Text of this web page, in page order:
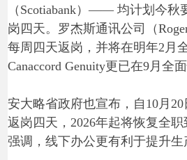
（Scotiabank）—— 均计划今秋
岗四天。罗杰斯通讯公司（
每周四天返岗，并将在明年2月
Canaccord Genuity更已在9月全
安大略省政府也宣布，自10月
返岗四天，2026年起将恢复全
强调，线下办公更有利于提升生